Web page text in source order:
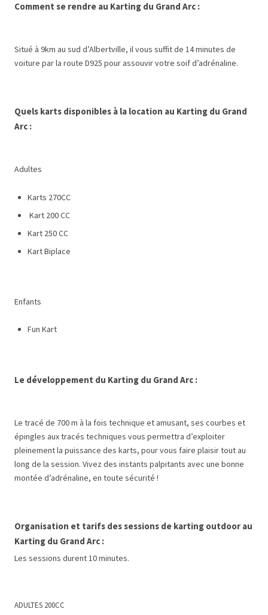
Comment se rendre au Karting du Grand Arc :
Situé à 9km au sud d’Albertville, il vous suffit de 14 minutes de
voiture par la route D925 pour assouvir votre soif d’adrénaline.
Quels karts disponibles à la location au Karting du Grand
Arc :
Adultes
Karts 270CC
Kart 200 CC
Kart 250 CC
Kart Biplace
Enfants
Fun Kart
Le développement du Karting du Grand Arc :
Le tracé de 700 m à la fois technique et amusant, ses courbes et
épingles aux tracés techniques vous permettra d’exploiter
pleinement la puissance des karts, pour vous faire plaisir tout au
long de la session. Vivez des instants palpitants avec une bonne
montée d’adrénaline, en toute sécurité !
Organisation et tarifs des sessions de karting outdoor au
Karting du Grand Arc :
Les sessions durent 10 minutes.
ADULTES 200CC